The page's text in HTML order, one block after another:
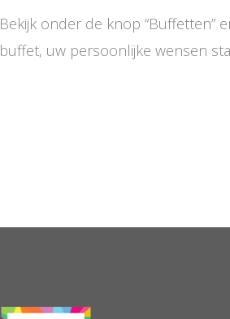
Bekijk onder de knop “Buffetten”
buffet, uw persoonlijke wensen